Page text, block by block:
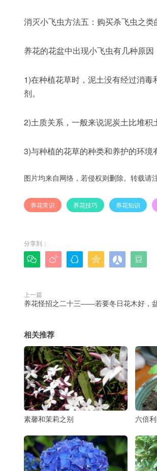
消灭小飞虫方法五：购买杀飞虫之类
养花的花盆中出现小飞虫有几种原因
1)在种植花草时，泥土没有经过消
剂。
2)土质关系，一般来说泥炭土比堆积
3)与种植的花草的种类和养护的环境
图片均来自网络，若侵权则删除。转载请
养花常识 养花技巧 养花知识
分享到：
     
上一篇
养花怪招之二十三――若要冬日花木好，
相关推荐
素馨和茉莉之别 六倍